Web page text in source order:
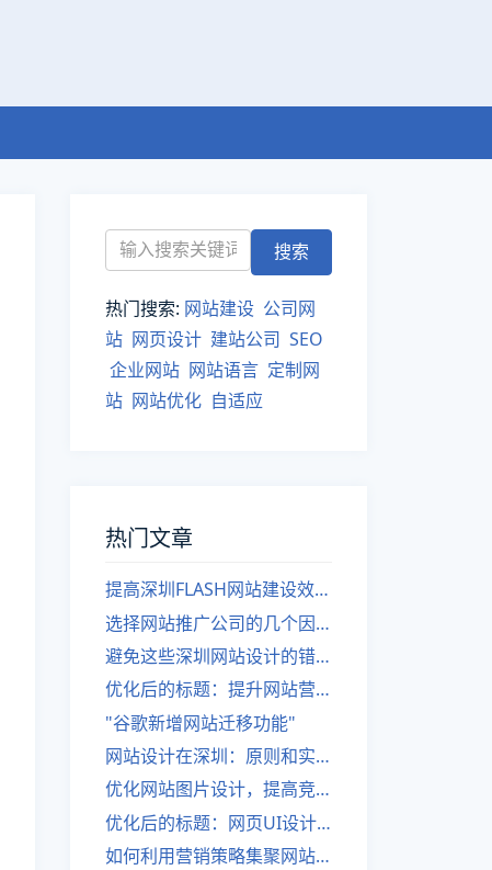
热门搜索: 网站建设 公司网
站 网页设计 建站公司 SEO
企业网站 网站语言 定制网
站 网站优化 自适应
热门文章
提高深圳FLASH网站建设效率的建议
选择网站推广公司的几个因素
避免这些深圳网站设计的错误
优化后的标题：提升网站营销绩效的策略
"谷歌新增网站迁移功能"
网站设计在深圳：原则和实践
优化网站图片设计，提高竞争力
优化后的标题：网页UI设计与APP UI设计应用软件
如何利用营销策略集聚网站流量